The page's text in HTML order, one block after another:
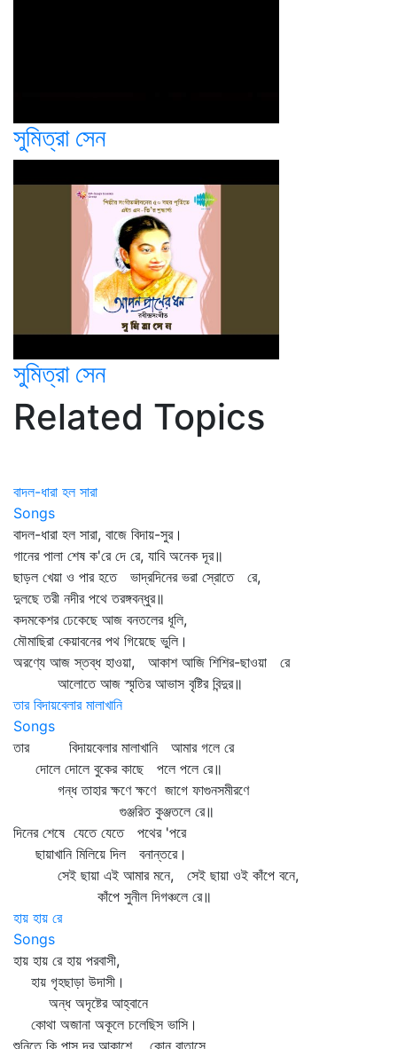
সুমিত্রা সেন
সুমিত্রা সেন
Related Topics
বাদল-ধারা হল সারা
Songs
বাদল-ধারা হল সারা, বাজে বিদায়-সুর।
গানের পালা শেষ ক'রে দে রে, যাবি অনেক দূর॥
ছাড়ল খেয়া ও পার হতে ভাদ্রদিনের ভরা স্রোতে রে,
দুলছে তরী নদীর পথে তরঙ্গবন্ধুর॥
কদমকেশর ঢেকেছে আজ বনতলের ধূলি,
মৌমাছিরা কেয়াবনের পথ গিয়েছে ভুলি।
অরণ্যে আজ স্তব্ধ হাওয়া, আকাশ আজি শিশির-ছাওয়া রে
আলোতে আজ স্মৃতির আভাস বৃষ্টির বিন্দুর॥
তার বিদায়বেলার মালাখানি
Songs
তার বিদায়বেলার মালাখানি আমার গলে রে
দোলে দোলে বুকের কাছে পলে পলে রে॥
গন্ধ তাহার ক্ষণে ক্ষণে জাগে ফাগুনসমীরণে
গুঞ্জরিত কুঞ্জতলে রে॥
দিনের শেষে যেতে যেতে পথের 'পরে
ছায়াখানি মিলিয়ে দিল বনান্তরে।
সেই ছায়া এই আমার মনে, সেই ছায়া ওই কাঁপে বনে,
কাঁপে সুনীল দিগঞ্চলে রে॥
হায় হায় রে
Songs
হায় হায় রে হায় পরবাসী,
হায় গৃহছাড়া উদাসী।
অন্ধ অদৃষ্টের আহ্বানে
কোথা অজানা অকূলে চলেছিস ভাসি।
শুনিতে কি পাস দূর আকাশে কোন্‌ বাতাসে